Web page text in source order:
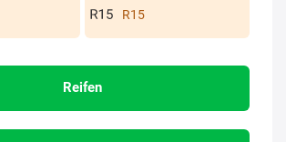
R15
Reifen